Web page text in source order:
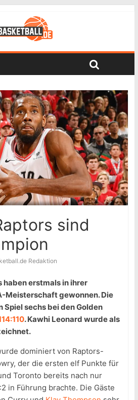
sind
Redaktion
haben erstmals in ihrer
Meisterschaft gewonnen. Die
Spiel sechs bei den Golden
. Kawhi Leonard wurde als
dominiert von Raptors-
der die ersten elf Punkte für
Toronto bereits nach nur
in Führung brachte. Die Gäste